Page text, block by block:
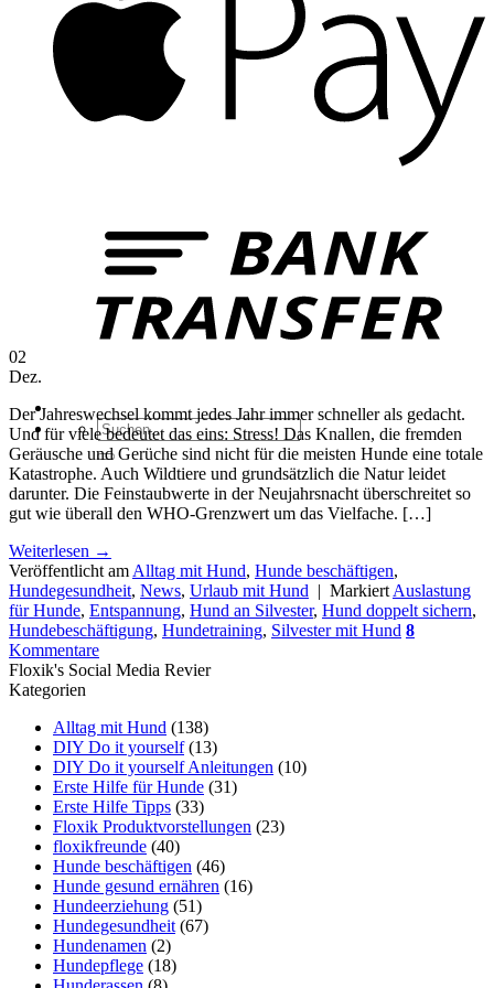
Suchen
nach:
02
Dez.
Der Jahreswechsel kommt jedes Jahr immer schneller als gedacht.
Und für viele bedeutet das eins: Stress! Das Knallen, die fremden
Geräusche und Gerüche sind nicht für die meisten Hunde eine totale
Katastrophe. Auch Wildtiere und grundsätzlich die Natur leidet
darunter. Die Feinstaubwerte in der Neujahrsnacht überschreitet so
gut wie überall den WHO-Grenzwert um das Vielfache. […]
Weiterlesen →
Veröffentlicht am Alltag mit Hund, Hunde beschäftigen,
Hundegesundheit, News, Urlaub mit Hund | Markiert Auslastung
für Hunde, Entspannung, Hund an Silvester, Hund doppelt sichern,
Hundebeschäftigung, Hundetraining, Silvester mit Hund 8
Kommentare
Floxik's Social Media Revier
Kategorien
Alltag mit Hund (138)
DIY Do it yourself(13)
DIY Do it yourself Anleitungen (10)
Erste Hilfe für Hunde (31)
Erste Hilfe Tipps (33)
Floxik Produktvorstellungen (23)
floxikfreunde (40)
Hunde beschäftigen (46)
Hunde gesund ernähren (16)
Hundeerziehung (51)
Hundegesundheit (67)
Hundenamen (2)
Hundepflege (18)